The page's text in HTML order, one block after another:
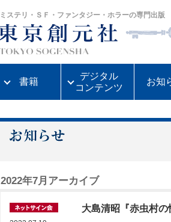
ミステリ・ＳＦ・ファンタジー・ホラーの専門出版
書籍
デジタル
コンテンツ
お知
2022年7月アーカイブ
大島清昭『赤虫村